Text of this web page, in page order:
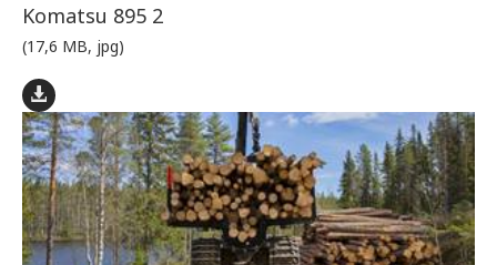
Komatsu 895 2
(17,6 MB, jpg)